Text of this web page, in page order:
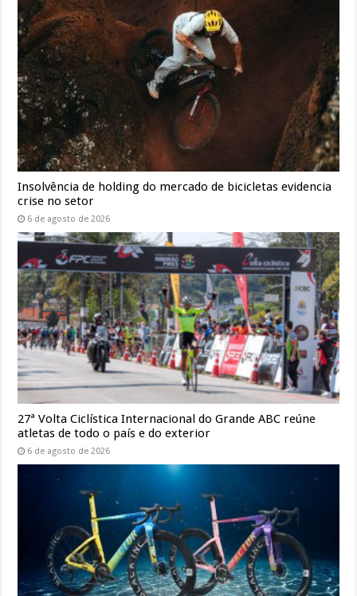
Insolvência de holding do mercado de bicicletas evidencia
crise no setor
6 de agosto de 2026
27ª Volta Ciclística Internacional do Grande ABC reúne
atletas de todo o país e do exterior
6 de agosto de 2026